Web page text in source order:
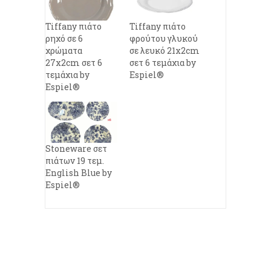
Tiffany πιάτο
ρηχό σε 6
χρώματα
27x2cm σετ 6
τεμάχια by
Espiel®
Tiffany πιάτο
φρούτου γλυκού
σε λευκό 21x2cm
σετ 6 τεμάχια by
Espiel®
Stoneware σετ
πιάτων 19 τεμ.
English Blue by
Espiel®